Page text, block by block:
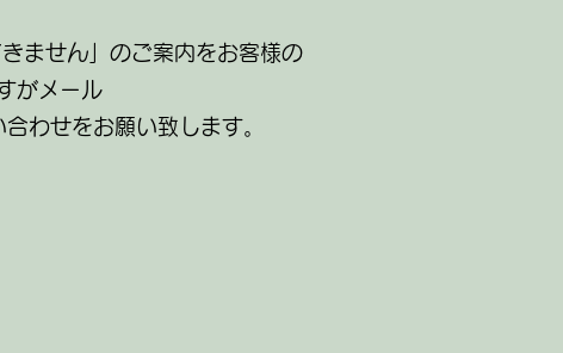
ません」のご案内をお客様の
がメール
わせをお願い致します。